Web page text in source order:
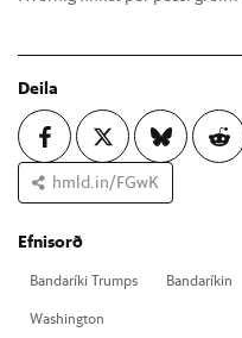
Deila
hmld.in/FGwK
Efnisorð
Banda­ríki Trumps Banda­rík­in
Washingt­on